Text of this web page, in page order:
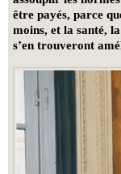
être payés, parce
moins, et la santé,
s’en trouveront